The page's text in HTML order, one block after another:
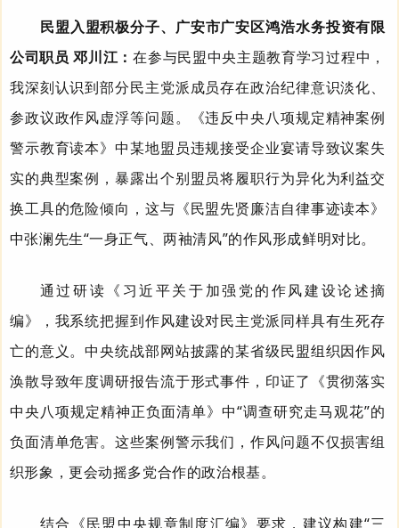
民盟入盟积极分子、广安市广安区鸿浩水务投资有限
公司职员 邓川江：在参与民盟中央主题教育学习过程中，
我深刻认识到部分民主党派成员存在政治纪律意识淡化、
参政议政作风虚浮等问题。《违反中央八项规定精神案例
警示教育读本》中某地盟员违规接受企业宴请导致议案失
实的典型案例，暴露出个别盟员将履职行为异化为利益交
换工具的危险倾向，这与《民盟先贤廉洁自律事迹读本》
中张澜先生“一身正气、两袖清风”的作风形成鲜明对比。
通过研读《习近平关于加强党的作风建设论述摘
编》，我系统把握到作风建设对民主党派同样具有生死存
亡的意义。中央统战部网站披露的某省级民盟组织因作风
涣散导致年度调研报告流于形式事件，印证了《贯彻落实
中央八项规定精神正负面清单》中“调查研究走马观花”的
负面清单危害。这些案例警示我们，作风问题不仅损害组
织形象，更会动摇多党合作的政治根基。
结合《民盟中央规章制度汇编》要求，建议构建“三